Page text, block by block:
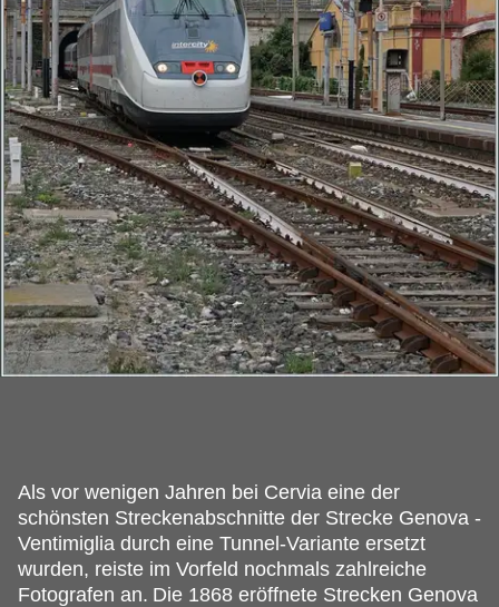
Als vor wenigen Jahren bei Cervia eine der
schönsten Streckenabschnitte der Strecke Genova -
Ventimiglia durch eine Tunnel-Variante ersetzt
wurden, reiste im Vorfeld nochmals zahlreiche
Fotografen an. Die 1868 eröffnete Strecken Genova